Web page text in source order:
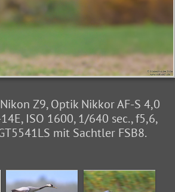
Z9, Optik Nikkor AF-S 4,0
ISO 1600, 1/640 sec., f5,6,
mit Sachtler FSB8.